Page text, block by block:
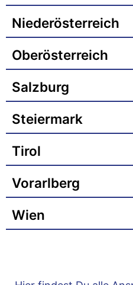
Niederösterreich
Oberösterreich
Salzburg
Steiermark
Tirol
Vorarlberg
Wien